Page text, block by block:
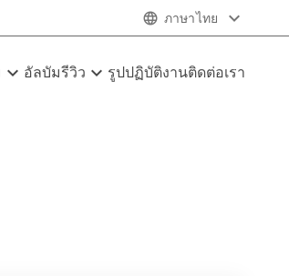
language ภาษาไทย expand_more
expand_more อัลบัมรีวิว expand_more รูปปฏิบัติงานติดต่อเรา